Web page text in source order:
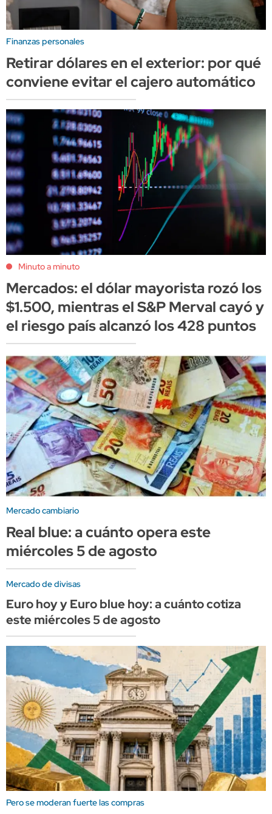
Finanzas personales
Retirar dólares en el exterior: por qué
conviene evitar el cajero automático
Minuto a minuto
Mercados: el dólar mayorista rozó los
$1.500, mientras el S&P Merval cayó y
el riesgo país alcanzó los 428 puntos
Mercado cambiario
Real blue: a cuánto opera este
miércoles 5 de agosto
Mercado de divisas
Euro hoy y Euro blue hoy: a cuánto cotiza
este miércoles 5 de agosto
Pero se moderan fuerte las compras